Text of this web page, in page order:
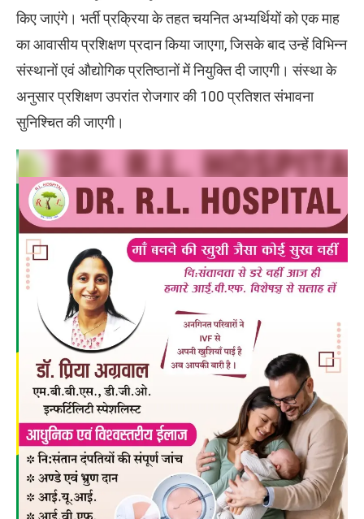
किए जाएंगे। भर्ती प्रक्रिया के तहत चयनित अभ्यर्थियों को एक माह
का आवासीय प्रशिक्षण प्रदान किया जाएगा, जिसके बाद उन्हें विभिन्न
संस्थानों एवं औद्योगिक प्रतिष्ठानों में नियुक्ति दी जाएगी। संस्था के
अनुसार प्रशिक्षण उपरांत रोजगार की 100 प्रतिशत संभावना
सुनिश्चित की जाएगी।